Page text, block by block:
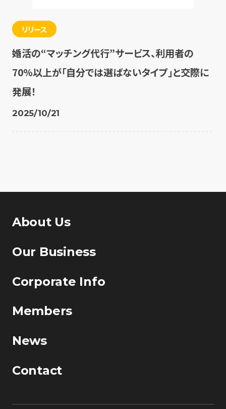
リリース
婚活の“マッチング代行”サービス、利用者の
70%以上が「自分では選ばないタイプ」と交際に
発展！
2025/10/21
About Us
Our Business
Corporate Info
Members
News
Contact